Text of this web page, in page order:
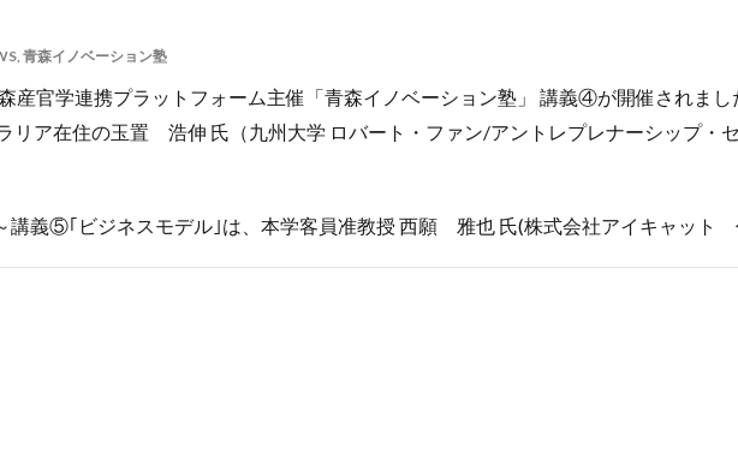
, 青森イノベーション塾
産官学連携プラットフォーム主催「青森イノベーション塾」 講義④が開催されま
リア在住の玉置 浩伸 氏（九州大学 ロバート・ファン/アントレプレナーシップ・
講義⑤｢ビジネスモデル｣は、本学客員准教授 西願 雅也 氏(株式会社アイキャット